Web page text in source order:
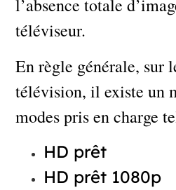
l’absence totale
téléviseur.
En règle générale, sur
télévision, il existe un
modes pris en charge
HD prêt
HD prêt 1080p